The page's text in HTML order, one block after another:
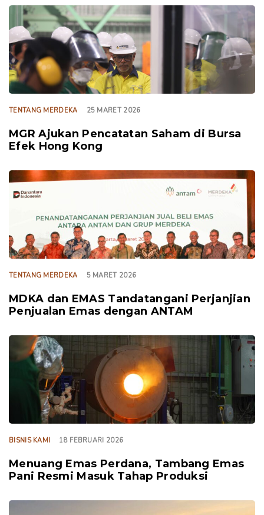
TAGS
TENTANG MERDEKA 25 MARET 2026
MGR Ajukan Pencatatan Saham di Bursa
Efek Hong Kong
TENTANG MERDEKA 5 MARET 2026
MDKA dan EMAS Tandatangani Perjanjian
Penjualan Emas dengan ANTAM
BISNIS KAMI 18 FEBRUARI 2026
Menuang Emas Perdana, Tambang Emas
Pani Resmi Masuk Tahap Produksi